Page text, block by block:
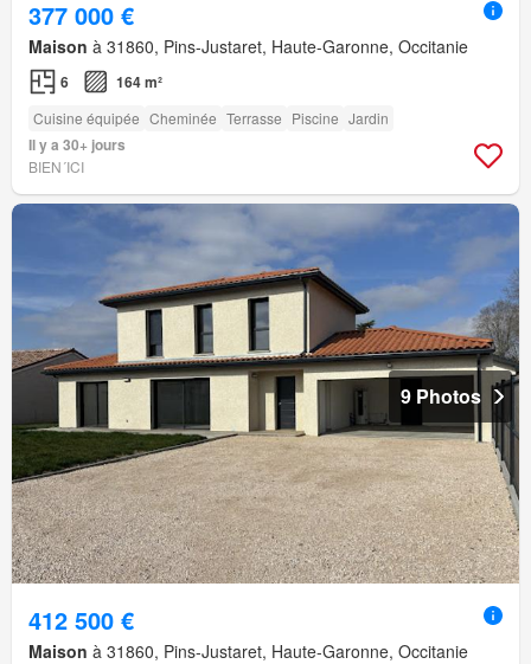
377 000 €
Maison à 31860, Pins-Justaret, Haute-Garonne, Occitanie
6 164 m²
Cuisine équipée Cheminée Terrasse Piscine Jardin
Il y a 30+ jours
BIEN´ICI
9 Photos
412 500 €
Maison à 31860, Pins-Justaret, Haute-Garonne, Occitanie